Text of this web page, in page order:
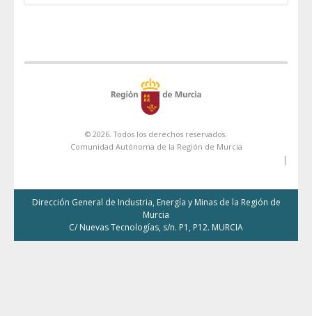
© 2026. Todos los derechos reservados.
Comunidad Autónoma de la Región de Murcia
|
Dirección General de Industria, Energía y Minas de la Región de
Murcia
C/ Nuevas Tecnologías, s/n. P1, P12. MURCIA